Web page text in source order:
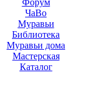
Форум
ЧаВо
Муравьи
Библиотека
Муравьи дома
Мастерская
Каталог